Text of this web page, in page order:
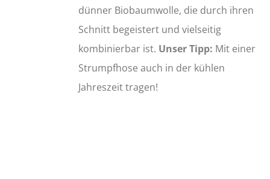
dünner Biobaumwolle, die durch ihren
Schnitt begeistert und vielseitig
kombinierbar ist. Unser Tipp: Mit einer
Strumpfhose auch in der kühlen
Jahreszeit tragen!